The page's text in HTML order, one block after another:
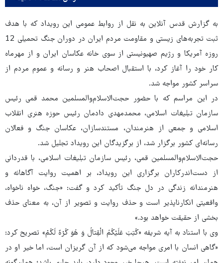
به گزارش قدس آنلاین به نقل از روابط عمومی این رویداد که با هدف
ثبت تجربه‌های زیستی و مقاومت مردم ایران در دوران جنگ تحمیلی 12
‌روزه آمریکا و رژیم صهیونیستی از سوی خانه عکاسان ایران و از مهرماه
کار خود را آغاز کرد، با استقبال اصحاب هنر و رسانه و عموم مردم از
سراسر کشور مواجه شد.
در این مراسم که با حضور حجت‌الاسلام‌والمسلمین محمد قمی رئیس
سازمان تبلیغات اسلامی، محمدمهدی دادمان رئیس حوزه هنری انقلاب
اسلامی و جمعی از هنرمندان، مستندسازان، عکاسان جنگ و فعالان
رسانه‌ای کشور برگزار شد، از برگزیدگان این رویداد تجلیل شد.
حجت‌الاسلام‌والمسلمین قمی، رئیس سازمان تبلیغات اسلامی، با قدردانی
از دست‌اندرکاران برگزاری این رویداد، بر اهمیت روایت آگاهانه و
هنرمندانه زندگی در دل جنگ تأکید کرد و گفت: «جنگ، خواه ناخواه،
واقعیتی انکارناپذیر است و حذف روایت و تصویر از آن، به معنای حذف
بخشی از حقیقت خواهد بود.»
وی با استناد به آیه شریفه «کُتِبَ عَلَیْکُمُ الْقِتالُ وَ هُوَ کُرْهٌ لَکُمْ» تصریح کرد:
«گاهی انسان با امری مواجه می‌شود که از آن گریزان است، اما خیر او در